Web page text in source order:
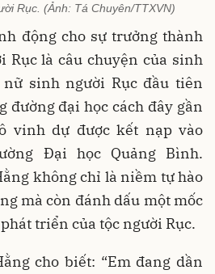
Rục. (Ảnh: Tá Chuyên/TTXVN)
động cho sự trưởng thành
Rục là câu chuyện của sinh
nữ sinh người Rục đầu tiên
đường đại học cách đây gần
vinh dự được kết nạp vào
Đại học Quảng Bình.
không chỉ là niềm tự hào
mà còn đánh dấu một mốc
triển của tộc người Rục.
cho biết: “Em đang dần